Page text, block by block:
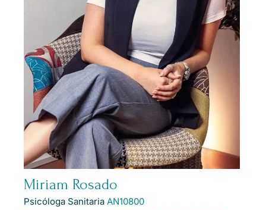
Miriam Rosado
Psicóloga Sanitaria AN10800